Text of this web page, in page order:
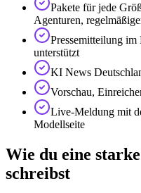
Pakete für jede
Agenturen,
Pressemitteilung
unterstützt
KI News
Vorschau,
Live-Meldung mit
Modellseite
Wie du eine
schreibst